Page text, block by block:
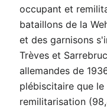
occupant et
bataillons de la
et des garnisons
Trèves et
allemandes de
plébiscitaire que
remilitarisation